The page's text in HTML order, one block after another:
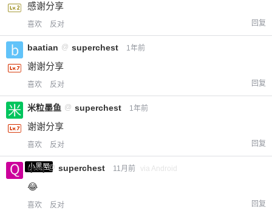
感谢分享
喜欢 反对 回复
baatian @ superchest 1年前
谢谢分享
喜欢 反对 回复
米粒墨鱼 @ superchest 1年前
谢谢分享
喜欢 反对 回复
小黑屋
qwq @ superchest 11月前 via Android
😂
喜欢 反对 回复